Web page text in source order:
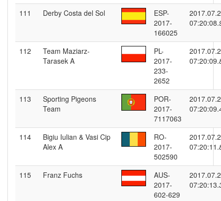
111 Derby Costa del Sol
ESP-
2017-
166025
07:20:08.
112
Team Maziarz-
Tarasek A
PL-
2017-
233-
2652
07:20:09.
113
Sporting Pigeons
Team
POR-
2017-
7117063
07:20:09.
114
Bigiu Iulian & Vasi Cip
Alex A
RO-
2017-
502590
07:20:11.
115 Franz Fuchs
AUS-
2017-
602-629
07:20:13.